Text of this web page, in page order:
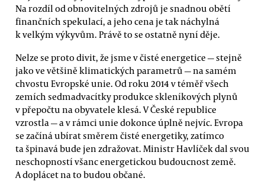
Na rozdíl od obnovitelných zdrojů je snadnou obětí
finančních spekulací, a jeho cena je tak náchylná
k velkým výkyvům. Právě to se ostatně nyní děje.
Nelze se proto divit, že jsme v čisté energetice — stejně
jako ve většině klimatických parametrů — na samém
chvostu Evropské unie. Od roku 2014 v téměř všech
zemích sedmadvacítky produkce skleníkových plynů
v přepočtu na obyvatele klesá. V České republice
vzrostla — a v rámci unie dokonce úplně nejvíc. Evropa
se začíná ubírat směrem čisté energetiky, zatímco
ta špinavá bude jen zdražovat. Ministr Havlíček dal svou
neschopností všanc energetickou budoucnost země.
A doplácet na to budou občané.